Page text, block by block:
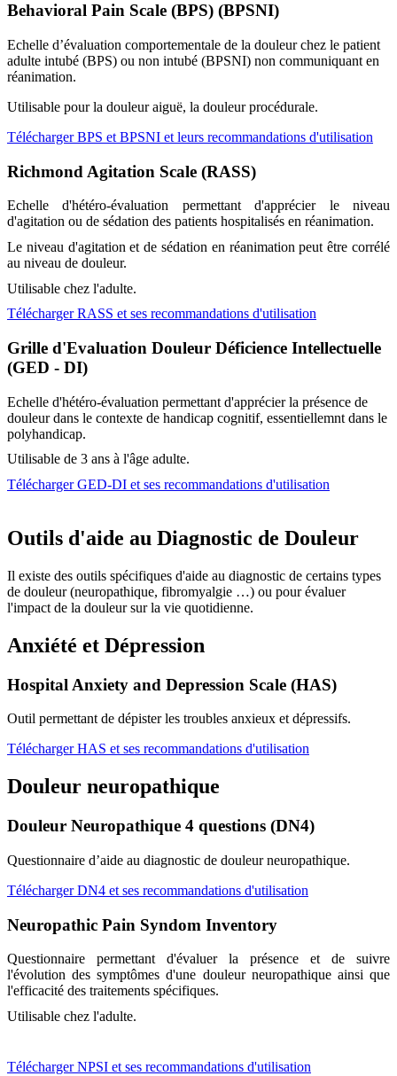
Behavioral Pain Scale (BPS) (BPSNI)
Echelle d’évaluation comportementale de la douleur chez le patient
adulte intubé (BPS) ou non intubé (BPSNI) non communiquant en
réanimation.
Utilisable pour la douleur aiguë, la douleur procédurale.
Télécharger BPS et BPSNI et leurs recommandations d'utilisation
Richmond Agitation Scale (RASS)
Echelle d'hétéro-évaluation permettant d'apprécier le niveau
d'agitation ou de sédation des patients hospitalisés en réanimation.
Le niveau d'agitation et de sédation en réanimation peut être corrélé
au niveau de douleur.
Utilisable chez l'adulte.
Télécharger RASS et ses recommandations d'utilisation
Grille d'Evaluation Douleur Déficience Intellectuelle
(GED - DI)
Echelle d'hétéro-évaluation permettant d'apprécier la présence de
douleur dans le contexte de handicap cognitif, essentiellemnt dans le
polyhandicap.
Utilisable de 3 ans à l'âge adulte.
Télécharger GED-DI et ses recommandations d'utilisation
Outils d'aide au Diagnostic de Douleur
Il existe des outils spécifiques d'aide au diagnostic de certains types
de douleur (neuropathique, fibromyalgie …) ou pour évaluer
l'impact de la douleur sur la vie quotidienne.
Anxiété et Dépression
Hospital Anxiety and Depression Scale (HAS)
Outil permettant de dépister les troubles anxieux et dépressifs.
Télécharger HAS et ses recommandations d'utilisation
Douleur neuropathique
Douleur Neuropathique 4 questions (DN4)
Questionnaire d’aide au diagnostic de douleur neuropathique.
Télécharger DN4 et ses recommandations d'utilisation
Neuropathic Pain Syndom Inventory
Questionnaire permettant d'évaluer la présence et de suivre
l'évolution des symptômes d'une douleur neuropathique ainsi que
l'efficacité des traitements spécifiques.
Utilisable chez l'adulte.
Télécharger NPSI et ses recommandations d'utilisation